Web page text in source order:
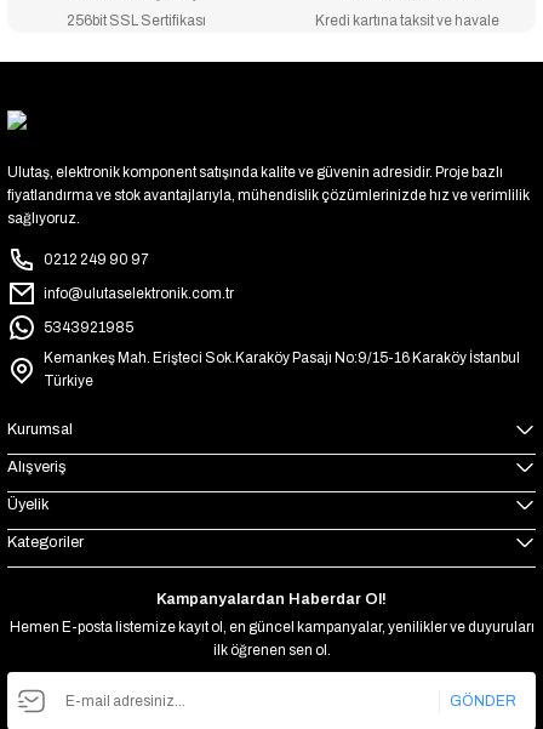
256bit SSL Sertifikası Kredi kartına taksit ve havale
Ulutaş, elektronik komponent satışında kalite ve güvenin adresidir. Proje bazlı
fiyatlandırma ve stok avantajlarıyla, mühendislik çözümlerinizde hız ve verimlilik
sağlıyoruz.
0212 249 90 97
info@ulutaselektronik.com.tr
5343921985
Kemankeş Mah. Erişteci Sok.Karaköy Pasajı No:9/15-16 Karaköy İstanbul
Türkiye
Kurumsal
Alışveriş
Üyelik
Kategoriler
Kampanyalardan Haberdar Ol!
Hemen E-posta listemize kayıt ol, en güncel kampanyalar, yenilikler ve duyuruları
ilk öğrenen sen ol.
GÖNDER